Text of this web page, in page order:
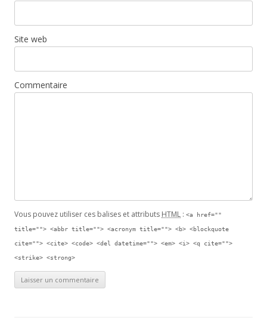
Site web
Commentaire
Vous pouvez utiliser ces balises et attributs HTML : <a href=""
title=""> <abbr title=""> <acronym title=""> <b> <blockquote
cite=""> <cite> <code> <del datetime=""> <em> <i> <q cite="">
<strike> <strong>